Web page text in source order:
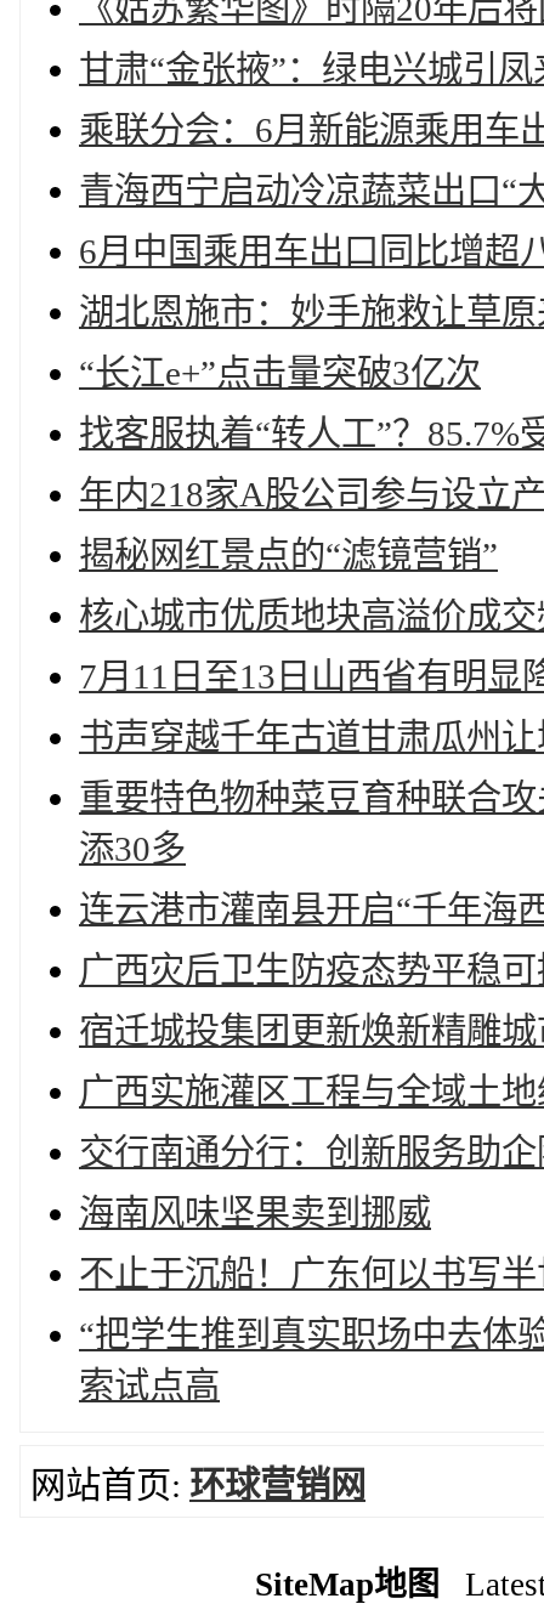
《姑苏繁华图》时隔20年后
甘肃“金张掖”：绿电兴城引凤
乘联分会：6月新能源乘用车
青海西宁启动冷凉蔬菜出口“
6月中国乘用车出口同比增超
湖北恩施市：妙手施救让草
“长江e+”点击量突破3亿次
找客服执着“转人工”？
年内218家A股公司参与设立
揭秘网红景点的“滤镜营销”
核心城市优质地块高溢价成
7月11日至13日山西省有明显
书声穿越千年古道甘肃瓜州
重要特色物种菜豆育种联合
添30多
连云港市灌南县开启“千年海
广西灾后卫生防疫态势平稳
宿迁城投集团更新焕新精雕
广西实施灌区工程与全域土
交行南通分行：创新服务助
海南风味坚果卖到挪威
不止于沉船！广东何以书写
“把学生推到真实职场中去
索试点高
网站首页: 环球营销网
SiteMap地图